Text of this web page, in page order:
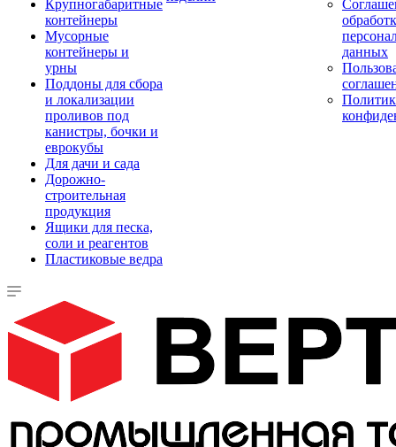
Крупногабаритные
контейнеры
Мусорные
контейнеры и
урны
Поддоны для сбора
и локализации
проливов под
канистры, бочки и
еврокубы
Для дачи и сада
Дорожно-
строительная
продукция
Ящики для песка,
соли и реагентов
Пластиковые ведра
данных